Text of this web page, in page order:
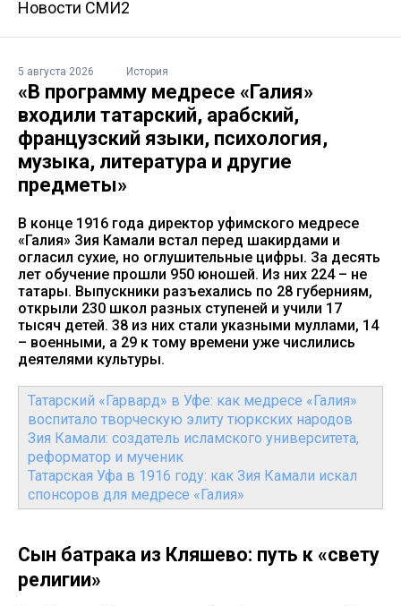
Новости СМИ2
5 августа 2026 История
«В программу медресе «Галия»
входили татарский, арабский,
французский языки, психология,
музыка, литература и другие
предметы»
В конце 1916 года директор уфимского медресе
«Галия» Зия Камали встал перед шакирдами и
огласил сухие, но оглушительные цифры. За десять
лет обучение прошли 950 юношей. Из них 224 – не
татары. Выпускники разъехались по 28 губерниям,
открыли 230 школ разных ступеней и учили 17
тысяч детей. 38 из них стали указными муллами, 14
– военными, а 29 к тому времени уже числились
деятелями культуры.
Татарский «Гарвард» в Уфе: как медресе «Галия»
воспитало творческую элиту тюркских народов
Зия Камали: создатель исламского университета,
реформатор и мученик
Татарская Уфа в 1916 году: как Зия Камали искал
спонсоров для медресе «Галия»
Сын батрака из Кляшево: путь к «свету
религии»